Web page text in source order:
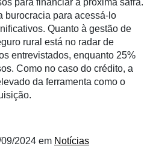
para financiar a próxima safra.
burocracia para acessá-lo
Quanto à gestão de
rural está no radar de
entrevistados, enquanto 25%
Como no caso do crédito, a
da ferramenta como o
2024 em Notícias